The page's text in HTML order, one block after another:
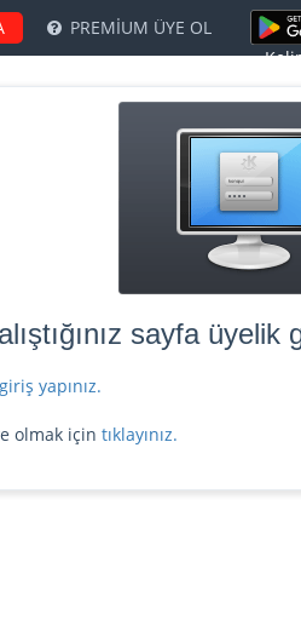
PREMİUM ÜYE OL
sayfa üyelik
giriş yapınız.
olmak için tıklayınız.